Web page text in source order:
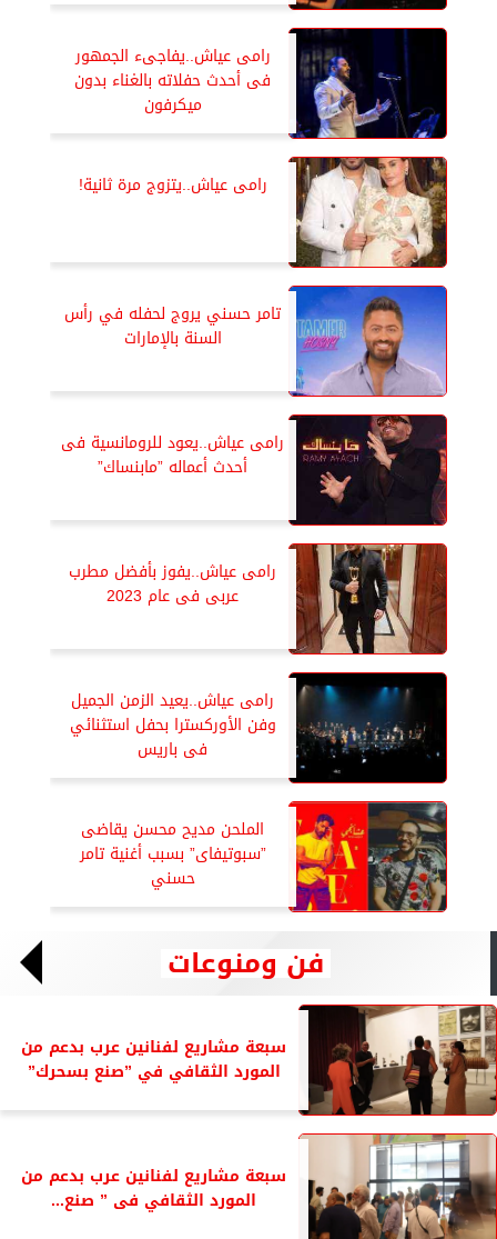
رامى عياش..يفاجىء الجمهور
فى أحدث حفلاته بالغناء بدون
ميكرفون
رامى عياش..يتزوج مرة ثانية!
تامر حسني يروج لحفله في رأس
السنة بالإمارات
رامى عياش..يعود للرومانسية فى
أحدث أعماله ”مابنساك”
رامى عياش..يفوز بأفضل مطرب
عربى فى عام 2023
رامى عياش..يعيد الزمن الجميل
وفن الأوركسترا بحفل استثنائي
فى باريس
الملحن مديح محسن يقاضى
”سبوتيفاى” بسبب أغنية تامر
حسني
فن ومنوعات
سبعة مشاريع لفنانين عرب بدعم من
المورد الثقافي في ”صنع بسحرك”
سبعة مشاريع لفنانين عرب بدعم من
المورد الثقافي فى ” صنع...